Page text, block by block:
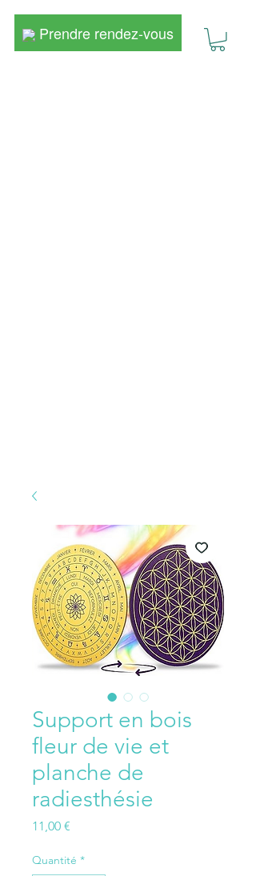
Prendre rendez-vous
Support en bois
fleur de vie et
planche de
radiesthésie
11,00 €
Quantité *
Prendre rendez-vous